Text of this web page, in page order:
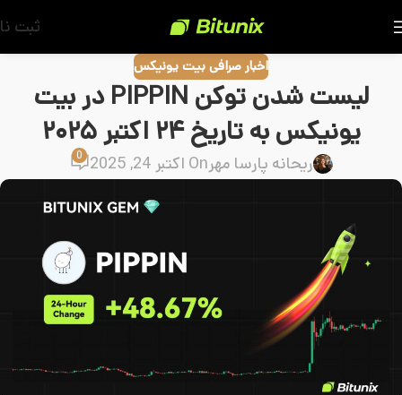
ثبت
اخبار صرافی بیت یونیکس
لیست شدن توکن PIPPIN در بیت
یونیکس به تاریخ ۲۴ اکتبر ۲۰۲۵
ریحانه پارسا مهرOn اکتبر 24, 2025 0